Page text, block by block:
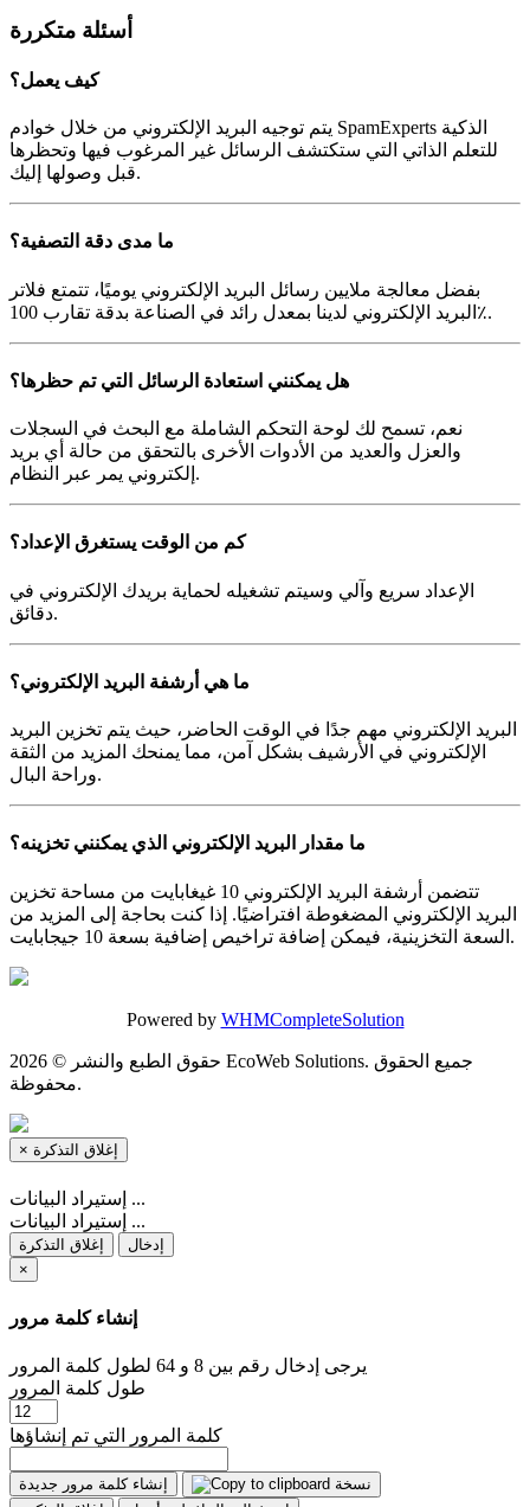
أسئلة متكررة
كيف يعمل؟
يتم توجيه البريد الإلكتروني من خلال خوادم SpamExperts الذكية
للتعلم الذاتي التي ستكتشف الرسائل غير المرغوب فيها وتحظرها
قبل وصولها إليك.
ما مدى دقة التصفية؟
بفضل معالجة ملايين رسائل البريد الإلكتروني يوميًا، تتمتع فلاتر
البريد الإلكتروني لدينا بمعدل رائد في الصناعة بدقة تقارب 100٪.
هل يمكنني استعادة الرسائل التي تم حظرها؟
نعم، تسمح لك لوحة التحكم الشاملة مع البحث في السجلات
والعزل والعديد من الأدوات الأخرى بالتحقق من حالة أي بريد
إلكتروني يمر عبر النظام.
كم من الوقت يستغرق الإعداد؟
الإعداد سريع وآلي وسيتم تشغيله لحماية بريدك الإلكتروني في
دقائق.
ما هي أرشفة البريد الإلكتروني؟
البريد الإلكتروني مهم جدًا في الوقت الحاضر، حيث يتم تخزين البريد
الإلكتروني في الأرشيف بشكل آمن، مما يمنحك المزيد من الثقة
وراحة البال.
ما مقدار البريد الإلكتروني الذي يمكنني تخزينه؟
تتضمن أرشفة البريد الإلكتروني 10 غيغابايت من مساحة تخزين
البريد الإلكتروني المضغوطة افتراضيًا. إذا كنت بحاجة إلى المزيد من
السعة التخزينية، فيمكن إضافة تراخيص إضافية بسعة 10 جيجابايت.
Powered by WHMCompleteSolution
حقوق الطبع والنشر © 2026 EcoWeb Solutions. جميع الحقوق
محفوظة.
× إغلاق التذكرة
إستيراد البيانات ...
إستيراد البيانات ...
إغلاق التذكرة
إدخال
×
إنشاء كلمة مرور
يرجى إدخال رقم بين 8 و 64 لطول كلمة المرور
طول كلمة المرور
كلمة المرور التي تم إنشاؤها
إنشاء كلمة مرور جديدة
نسخة